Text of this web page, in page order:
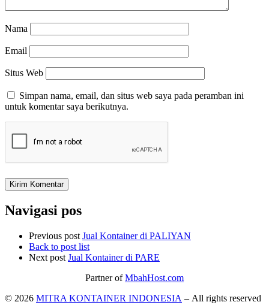
Nama
Email
Situs Web
Simpan nama, email, dan situs web saya pada peramban ini
untuk komentar saya berikutnya.
Navigasi pos
Previous post Jual Kontainer di PALIYAN
Back to post list
Next post Jual Kontainer di PARE
Partner ofMbahHost.com
© 2026 MITRA KONTAINER INDONESIA – All rights reserved